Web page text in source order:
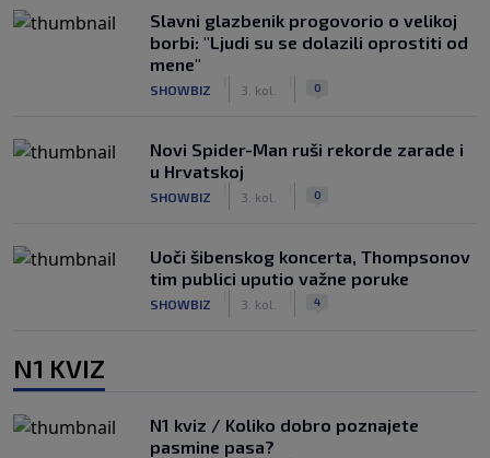
Slavni glazbenik progovorio o velikoj
borbi: "Ljudi su se dolazili oprostiti od
mene"
SHOWBIZ 3. kol. 0
Novi Spider-Man ruši rekorde zarade i
u Hrvatskoj
SHOWBIZ 3. kol. 0
Uoči šibenskog koncerta, Thompsonov
tim publici uputio važne poruke
SHOWBIZ 3. kol. 4
N1 KVIZ
N1 kviz / Koliko dobro poznajete
pasmine pasa?